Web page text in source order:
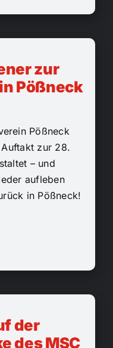
zur
Pößneck
Pößneck
zur 28.
– und
aufleben
in Pößneck!
der
des MSC